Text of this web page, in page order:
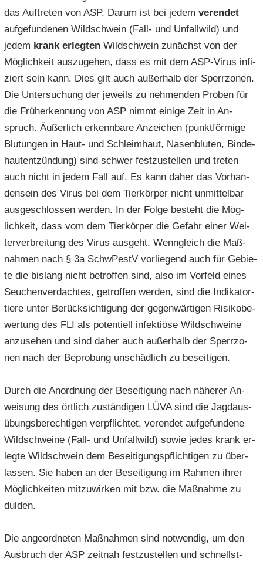
das Auf­tre­ten von ASP. Darum ist bei jedem ver­en­det
auf­ge­fun­de­nen Wild­schwein (Fall- und Un­fall­wild) und
jedem krank er­leg­ten Wild­schwein zu­nächst von der
Mög­lich­keit aus­zu­ge­hen, dass es mit dem ASP-​Virus in­fi­
ziert sein kann. Dies gilt auch au­ßer­halb der Sperr­zo­nen.
Die Un­ter­su­chung der je­weils zu neh­men­den Pro­ben für
die Früh­erken­nung von ASP nimmt ei­ni­ge Zeit in An­
spruch. Äu­ßer­lich er­kenn­ba­re An­zei­chen (punkt­för­mi­ge
Blu­tun­gen in Haut- und Schleim­haut, Na­sen­blu­ten, Bin­de­
haut­ent­zün­dung) sind schwer fest­zu­stel­len und tre­ten
auch nicht in jedem Fall auf. Es kann daher das Vor­han­
den­sein des Virus bei dem Tier­kör­per nicht un­mit­tel­bar
aus­ge­schlos­sen wer­den. In der Folge be­steht die Mög­
lich­keit, dass vom dem Tier­kör­per die Ge­fahr einer Wei­
ter­ver­brei­tung des Virus aus­geht. Wenn­gleich die Maß­
nah­men nach § 3a SchwPestV vor­lie­gend auch für Ge­bie­
te die bis­lang nicht be­trof­fen sind, also im Vor­feld eines
Seu­chen­ver­dach­tes, ge­trof­fen wer­den, sind die In­di­ka­tor­
tie­re unter Be­rück­sich­ti­gung der ge­gen­wär­ti­gen Ri­si­ko­be­
wer­tung des FLI als po­ten­ti­ell in­fek­tiö­se Wild­schwei­ne
an­zu­se­hen und sind daher auch au­ßer­halb der Sperr­zo­
nen nach der Be­pro­bung un­schäd­lich zu be­sei­ti­gen.
Durch die An­ord­nung der Be­sei­ti­gung nach nä­he­rer An­
wei­sung des ört­lich zu­stän­di­gen LÜVA sind die Jagd­aus­
übungs­be­rech­ti­gen ver­pflich­tet, ver­en­det auf­ge­fun­de­ne
Wild­schwei­ne (Fall- und Un­fall­wild) sowie jedes krank er­
leg­te Wild­schwein dem Be­sei­ti­gungs­pflich­ti­gen zu über­
las­sen. Sie haben an der Be­sei­ti­gung im Rah­men ihrer
Mög­lich­kei­ten mit­zu­wir­ken mit bzw. die Maß­nah­me zu
dul­den.
Die an­ge­ord­ne­ten Maß­nah­men sind not­wen­dig, um den
Aus­bruch der ASP zeit­nah fest­zu­stel­len und schnellst­